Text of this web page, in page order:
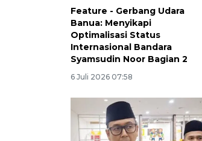
Feature - Gerbang Udara
Banua: Menyikapi
Optimalisasi Status
Internasional Bandara
Syamsudin Noor Bagian 2
6 Juli 2026 07:58